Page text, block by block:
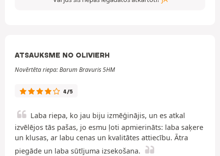
ATSAUKSME NO OLIVIERH
Novērtēta riepa: Barum Bravuris 5HM
4/5
Laba riepa, ko jau biju izmēģinājis, un es atkal
izvēlējos tās pašas, jo esmu ļoti apmierināts: laba saķere
un klusas, ar labu cenas un kvalitātes attiecību. Ātra
piegāde un laba sūtījuma izsekošana.